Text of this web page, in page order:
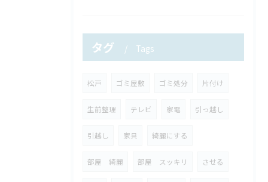
タグ Tags
松戸 ゴミ屋敷 ゴミ処分 片付け
生前整理 テレビ 家電 引っ越し
引越し 家具 綺麗にする
部屋 綺麗 部屋 スッキリ させる